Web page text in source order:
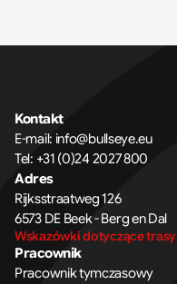
Kontakt
E-mail: info@bullseye.eu
Tel: +31 (0)24 2027 800
Adres
Rijksstraatweg 126
6573 DE Beek - Berg en Dal
Wskazówki dotyczące trasy
Pracownik
Pracownik tymczasowy